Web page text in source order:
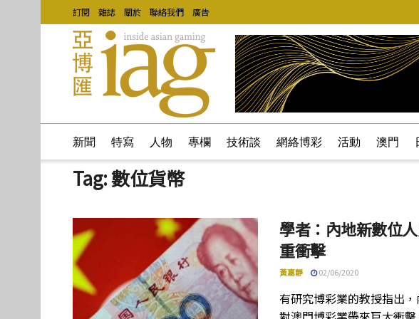
訂閱 雜誌 關於 聯絡我們 廣告
新聞 特寫 人物 專欄 技術談 網絡博彩 活動 澳門
Tag:數位貨幣
學者：內地新數位
重衝擊
黃嘉靜 02/06/2020
有研究博彩業的教授指出